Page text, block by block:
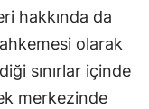
hakkında da
olarak
sınırlar içinde
merkezinde